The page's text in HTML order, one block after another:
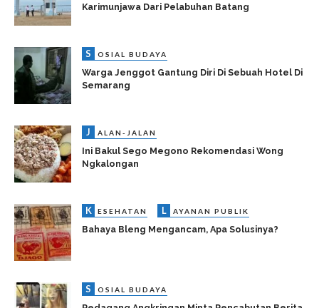
Karimunjawa Dari Pelabuhan Batang
S OSIAL BUDAYA
Warga Jenggot Gantung Diri Di Sebuah Hotel Di
Semarang
J ALAN-JALAN
Ini Bakul Sego Megono Rekomendasi Wong
Ngkalongan
K ESEHATAN L AYANAN PUBLIK
Bahaya Bleng Mengancam, Apa Solusinya?
S OSIAL BUDAYA